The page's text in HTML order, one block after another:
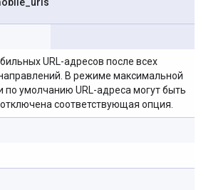
URL-адресов после всех
В режиме максимальной
по умолчанию URL-адреса могут быть
соответствующая опция.